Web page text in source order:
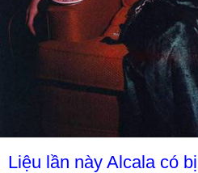
Liệu lần này Alcala có